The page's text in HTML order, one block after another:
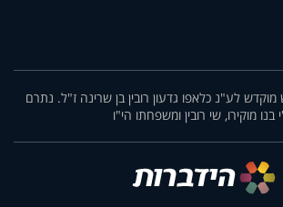
לע"נ כלאפו גדעון רובין בן שרינה ז"ל. נתרם
בנו מוקירו, שי רובין ומשפחתו הי"ו